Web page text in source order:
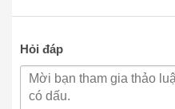
Hỏi đáp